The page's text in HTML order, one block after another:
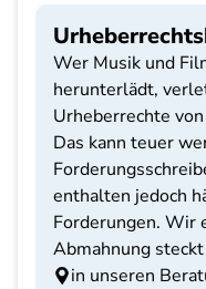
Wer Musik und
herunterlädt,
Urheberrechte
Das kann teuer
enthalten jedoch
Forderungen. Wir
Abmahnung
in unseren